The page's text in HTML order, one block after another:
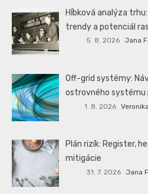
Hĺbková analýza
trendy a potenciál
5. 8. 2026 Jana
Off-grid systémy:
ostrovného systému
1. 8. 2026
Plán rizík: Register,
mitigácie
31. 7. 2026 Jana